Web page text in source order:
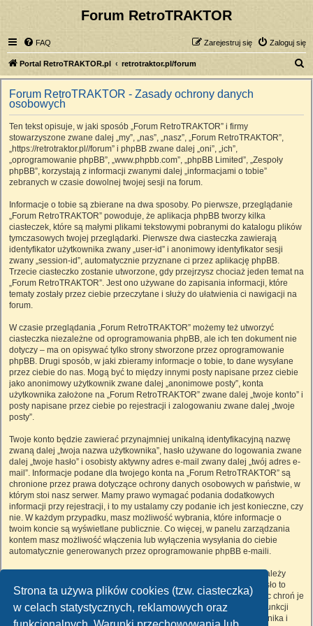
Strona ta używa plików cookies (tzw. ciasteczka)
w celach statystycznych, reklamowych oraz
Forum RetroTRAKTOR
FAQ Zaloguj się
Zarejestruj się
Portal RetroTRAKTOR.pl retrotraktor.pl/forum
z
Forum RetroTRAKTOR - Zasady ochrony danych
osobowych
Ten tekst opisuje, w jaki sposób „Forum RetroTRAKTOR” i firmy
stowarzyszone zwane dalej „my”, „nas”, „nasz”, „Forum RetroTRAKTOR”,
„https://retrotraktor.pl//forum” i phpBB zwane dalej „oni”, „ich”,
„oprogramowanie phpBB”, „www.phpbb.com”, „phpBB Limited”, „Zespoły
phpBB”, korzystają z informacji zwanymi dalej „informacjami o tobie”
zebranych w czasie dowolnej twojej sesji na forum.
Informacje o tobie są zbierane na dwa sposoby. Po pierwsze, przeglądanie
„Forum RetroTRAKTOR” powoduje, że aplikacja phpBB tworzy kilka
ciasteczek, które są małymi plikami tekstowymi pobranymi do katalogu plików
tymczasowych twojej przeglądarki. Pierwsze dwa ciasteczka zawierają
identyfikator użytkownika zwany „user-id” i anonimowy identyfikator sesji
zwany „session-id”, automatycznie przyznane ci przez aplikację phpBB.
Trzecie ciasteczko zostanie utworzone, gdy przejrzysz chociaż jeden temat na
„Forum RetroTRAKTOR”. Jest ono używane do zapisania informacji, które
tematy zostały przez ciebie przeczytane i służy do ułatwienia ci nawigacji na
forum.
W czasie przeglądania „Forum RetroTRAKTOR” możemy też utworzyć
ciasteczka niezależne od oprogramowania phpBB, ale ich ten dokument nie
dotyczy – ma on opisywać tylko strony stworzone przez oprogramowanie
phpBB. Drugi sposób, w jaki zbieramy informacje o tobie, to dane wysyłane
przez ciebie do nas. Mogą być to między innymi posty napisane przez ciebie
jako anonimowy użytkownik zwane dalej „anonimowe posty”, konta
użytkownika założone na „Forum RetroTRAKTOR” zwane dalej „twoje konto” i
posty napisane przez ciebie po rejestracji i zalogowaniu zwane dalej „twoje
posty”.
Twoje konto będzie zawierać przynajmniej unikalną identyfikacyjną nazwę
zwaną dalej „twoja nazwa użytkownika”, hasło używane do logowania zwane
dalej „twoje hasło” i osobisty aktywny adres e-mail zwany dalej „twój adres e-
mail”. Informacje podane dla twojego konta na „Forum RetroTRAKTOR” są
chronione przez prawa dotyczące ochrony danych osobowych w państwie, w
którym stoi nasz serwer. Mamy prawo wymagać podania dodatkowych
informacji przy rejestracji, i to my ustalamy czy podanie ich jest konieczne, czy
nie. W każdym przypadku, masz możliwość wybrania, które informacje o
twoim koncie są wyświetlane publicznie. Co więcej, w panelu zarządzania
kontem masz możliwość włączenia lub wyłączenia wysyłania do ciebie
automatycznie generowanych przez oprogramowanie phpBB e-maili.
Twoje hasło jest zaszyfrowane, więc jest bezpieczne, niemniej nie należy
używać tego samego hasła na różnych witrynach internetowych. Hasło to
umożliwia dostęp do twojego konta na „Forum RetroTRAKTOR”, więc chroń je
i w żadnym wypadku nie podawajnikomu. Jeśli je zapomnisz, użyj funkcji
„Nie pamiętam hasła”. Witryna poprosi cię o podanie nazwy użytkownika i